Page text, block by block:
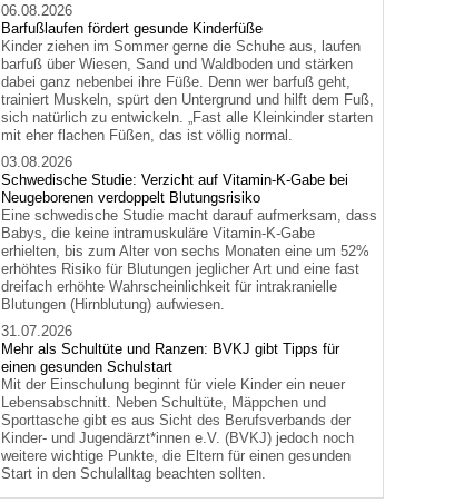
06.08.2026
Barfußlaufen fördert gesunde Kinderfüße
Kinder ziehen im Sommer gerne die Schuhe aus, laufen
barfuß über Wiesen, Sand und Waldboden und stärken
dabei ganz nebenbei ihre Füße. Denn wer barfuß geht,
trainiert Muskeln, spürt den Untergrund und hilft dem Fuß,
sich natürlich zu entwickeln. „Fast alle Kleinkinder starten
mit eher flachen Füßen, das ist völlig normal.
03.08.2026
Schwedische Studie: Verzicht auf Vitamin-K-Gabe bei
Neugeborenen verdoppelt Blutungsrisiko
Eine schwedische Studie macht darauf aufmerksam, dass
Babys, die keine intramuskuläre Vitamin-K-Gabe
erhielten, bis zum Alter von sechs Monaten eine um 52%
erhöhtes Risiko für Blutungen jeglicher Art und eine fast
dreifach erhöhte Wahrscheinlichkeit für intrakranielle
Blutungen (Hirnblutung) aufwiesen.
31.07.2026
Mehr als Schultüte und Ranzen: BVKJ gibt Tipps für
einen gesunden Schulstart
Mit der Einschulung beginnt für viele Kinder ein neuer
Lebensabschnitt. Neben Schultüte, Mäppchen und
Sporttasche gibt es aus Sicht des Berufsverbands der
Kinder- und Jugendärzt*innen e.V. (BVKJ) jedoch noch
weitere wichtige Punkte, die Eltern für einen gesunden
Start in den Schulalltag beachten sollten.